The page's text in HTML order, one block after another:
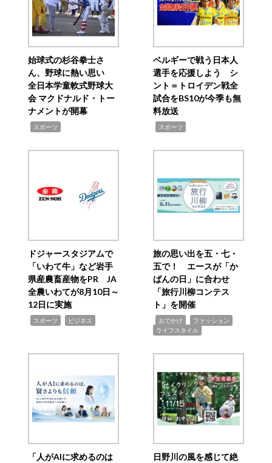
始球式の杉谷拳士さ
ん、野球に熱い思い
全日本学童軟式野球大
会 マクドナルド・トー
ナメントが開幕
スポーツ
ベルギーで戦う日本人
選手を応援しよう シ
ント＝トロイデン戦全
試合をBS10が今季も無
料放送
スポーツ
ドジャースタジアムで
「いわて牛」など岩手
県産農畜産物をPR JA
全農いわてが8月10日～
12日に実施
スポーツ ビジネス
旅の思い出を五・七・
五で！ エースが「か
ばんの日」に合わせ
「旅行川柳コンテス
ト」を開催
おでかけ ファッション
ライフスタイル
「人がAIに求めるのは
日野川の風を感じて絶